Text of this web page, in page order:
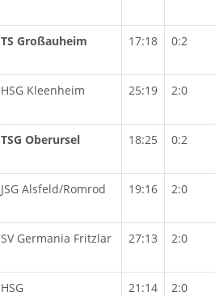
TS Großauheim 17:18 0:2
HSG Kleenheim 25:19 2:0
TSG Oberursel 18:25 0:2
JSG Alsfeld/Romrod 19:16 2:0
SV Germania Fritzlar 27:13 2:0
HSG
21:14 2:0